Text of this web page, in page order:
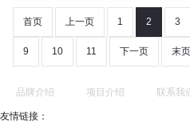
首页 上一页 1 2 3
9 10 11 下一页 末页
品牌介绍 项目介绍 联系我
友情链接：